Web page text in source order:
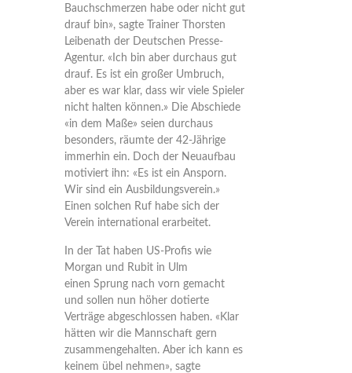
Bauchschmerzen habe oder nicht gut
drauf bin», sagte Trainer Thorsten
Leibenath der Deutschen Presse-
Agentur. «Ich bin aber durchaus gut
drauf. Es ist ein großer Umbruch,
aber es war klar, dass wir viele Spieler
nicht halten können.» Die Abschiede
«in dem Maße» seien durchaus
besonders, räumte der 42-Jährige
immerhin ein. Doch der Neuaufbau
motiviert ihn: «Es ist ein Ansporn.
Wir sind ein Ausbildungsverein.»
Einen solchen Ruf habe sich der
Verein international erarbeitet.
In der Tat haben US-Profis wie
Morgan und Rubit in Ulm
einen Sprung nach vorn gemacht
und sollen nun höher dotierte
Verträge abgeschlossen haben. «Klar
hätten wir die Mannschaft gern
zusammengehalten. Aber ich kann es
keinem übel nehmen», sagte